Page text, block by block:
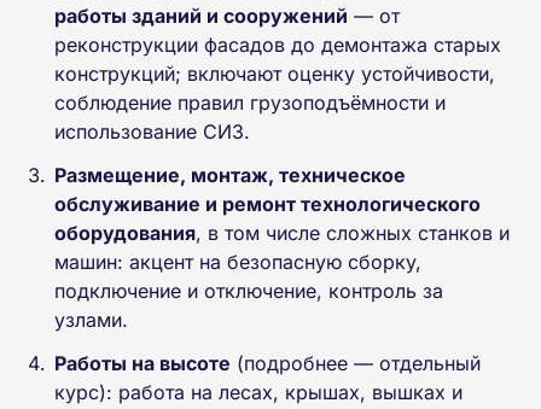
работы зданий и сооружений — от
реконструкции фасадов до демонтажа старых
конструкций; включают оценку устойчивости,
соблюдение правил грузоподъёмности и
использование СИЗ.
Размещение, монтаж, техническое
обслуживание и ремонт технологического
оборудования, в том числе сложных станков и
машин: акцент на безопасную сборку,
подключение и отключение, контроль за
узлами.
Работы на высоте (подробнее — отдельный
курс): работа на лесах, крышах, вышках и